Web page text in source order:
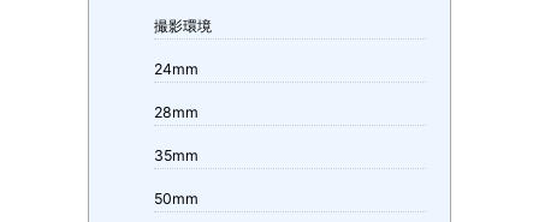
撮影環境
24mm
28mm
35mm
50mm